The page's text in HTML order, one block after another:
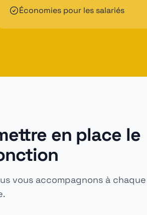
Économies pour les salariés
en place le
vous accompagnons à chaque